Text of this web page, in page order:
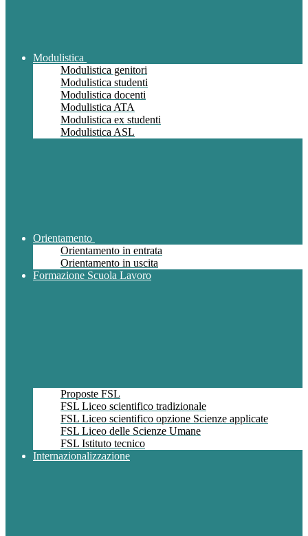
Modulistica
Modulistica genitori
Modulistica studenti
Modulistica docenti
Modulistica ATA
Modulistica ex studenti
Modulistica ASL
Orientamento
Orientamento in entrata
Orientamento in uscita
Formazione Scuola Lavoro
Proposte FSL
FSL Liceo scientifico tradizionale
FSL Liceo scientifico opzione Scienze applicate
FSL Liceo delle Scienze Umane
FSL Istituto tecnico
Internazionalizzazione